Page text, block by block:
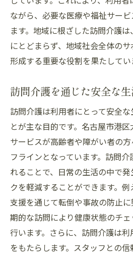
ながら、必要な医療や福祉サー
ます。地域に根ざした訪問介護
にとどまらず、地域社会全体の
形成する重要な役割を果たしてい
訪問介護を通じた安全な
訪問介護は利用者にとって安全
とが主な目的です。名古屋市港
サービスが高齢者や障がい者の
フラインとなっています。訪問
れることで、日常の生活の中で
クを軽減することができます。
支援を通じて転倒や事故の防止
期的な訪問により健康状態のチ
行います。さらに、訪問介護は
をもたらします。スタッフとの